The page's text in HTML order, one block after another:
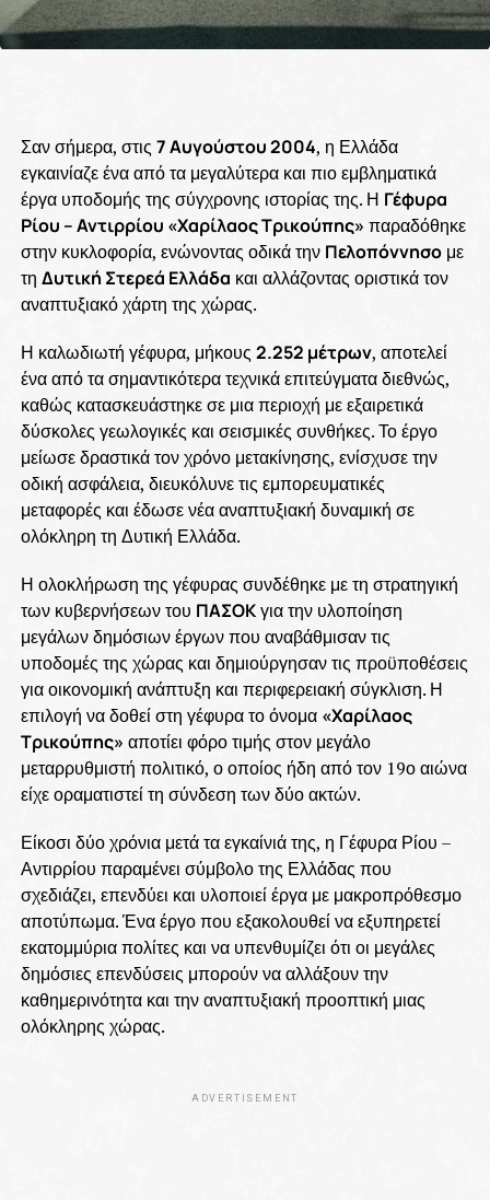
Σαν σήμερα, στις 7 Αυγούστου 2004, η Ελλάδα
εγκαινίαζε ένα από τα μεγαλύτερα και πιο εμβληματικά
έργα υποδομής της σύγχρονης ιστορίας της. Η Γέφυρα
Ρίου – Αντιρρίου «Χαρίλαος Τρικούπης» παραδόθηκε
στην κυκλοφορία, ενώνοντας οδικά την Πελοπόννησομε
τη Δυτική Στερεά Ελλάδα και αλλάζοντας οριστικά τον
αναπτυξιακό χάρτη της χώρας.
Η καλωδιωτή γέφυρα, μήκους 2.252 μέτρων, αποτελεί
ένα από τα σημαντικότερα τεχνικά επιτεύγματα διεθνώς,
καθώς κατασκευάστηκε σε μια περιοχή με εξαιρετικά
δύσκολες γεωλογικές και σεισμικές συνθήκες. Το έργο
μείωσε δραστικά τον χρόνο μετακίνησης, ενίσχυσε την
οδική ασφάλεια, διευκόλυνε τις εμπορευματικές
μεταφορές και έδωσε νέα αναπτυξιακή δυναμική σε
ολόκληρη τη Δυτική Ελλάδα.
Η ολοκλήρωση της γέφυρας συνδέθηκε με τη στρατηγική
των κυβερνήσεων του ΠΑΣΟΚγια την υλοποίηση
μεγάλων δημόσιων έργων που αναβάθμισαν τις
υποδομές της χώρας και δημιούργησαν τις προϋποθέσεις
για οικονομική ανάπτυξη και περιφερειακή σύγκλιση. Η
επιλογή να δοθεί στη γέφυρα το όνομα «Χαρίλαος
Τρικούπης» αποτίει φόρο τιμής στον μεγάλο
μεταρρυθμιστή πολιτικό, ο οποίος ήδη από τον 19ο αιώνα
είχε οραματιστεί τη σύνδεση των δύο ακτών.
Είκοσι δύο χρόνια μετά τα εγκαίνιά της, η Γέφυρα Ρίου –
Αντιρρίου παραμένει σύμβολο της Ελλάδας που
σχεδιάζει, επενδύει και υλοποιεί έργα με μακροπρόθεσμο
αποτύπωμα. Ένα έργο που εξακολουθεί να εξυπηρετεί
εκατομμύρια πολίτες και να υπενθυμίζει ότι οι μεγάλες
δημόσιες επενδύσεις μπορούν να αλλάξουν την
καθημερινότητα και την αναπτυξιακή προοπτική μιας
ολόκληρης χώρας.
ADVERTISEMENT